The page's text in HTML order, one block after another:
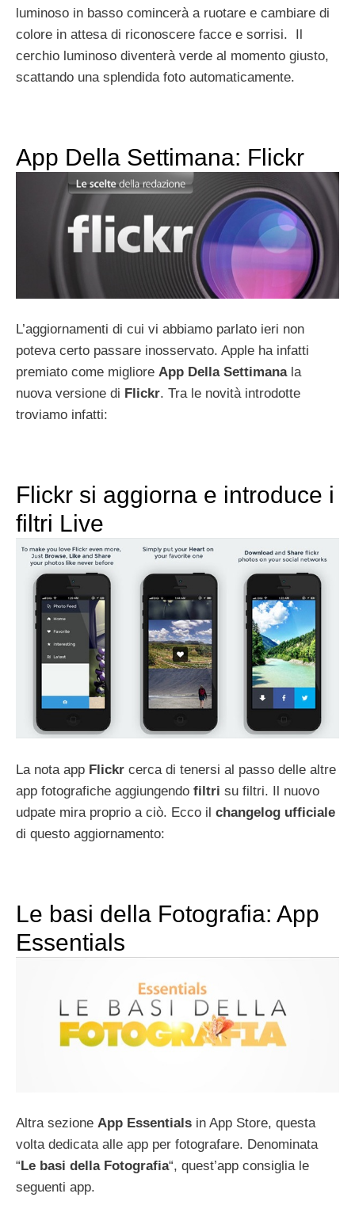
luminoso in basso comincerà a ruotare e cambiare di
colore in attesa di riconoscere facce e sorrisi. Il
cerchio luminoso diventerà verde al momento giusto,
scattando una splendida foto automaticamente.
App Della Settimana: Flickr
L’aggiornamenti di cui vi abbiamo parlato ieri non
poteva certo passare inosservato. Apple ha infatti
premiato come migliore App Della Settimanala
nuova versione di Flickr. Tra le novità introdotte
troviamo infatti:
Flickr si aggiorna e introduce i
filtri Live
La nota app Flickr cerca di tenersi al passo delle altre
app fotografiche aggiungendo filtri su filtri. Il nuovo
udpate mira proprio a ciò. Ecco il changelog ufficiale
di questo aggiornamento:
Le basi della Fotografia: App
Essentials
Altra sezione App Essentials in App Store, questa
volta dedicata alle app per fotografare. Denominata
“Le basi della Fotografia“, quest’app consiglia le
seguenti app.